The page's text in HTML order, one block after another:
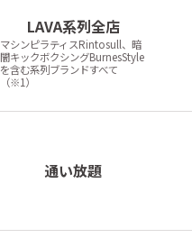
LAVA系列全店
マシンピラティスRintosull、暗
闇キックボクシングBurnesStyle
を含む系列ブランドすべて
（※1）
通い放題